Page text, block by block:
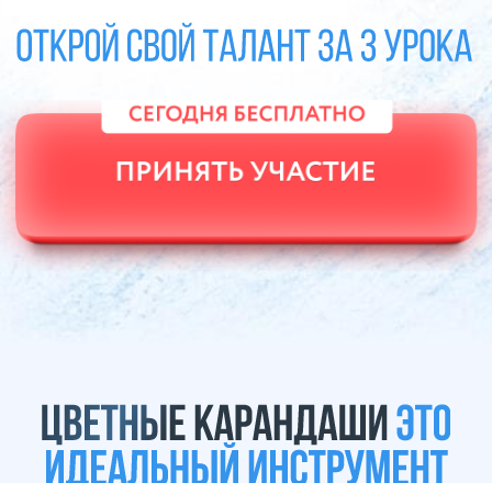
Легко начать:идеально для
новичков, можно смешивать цвета,
легко эксперементировать и
любом месте
Всегда под рукой:они есть у
каждого дома, не нужно тратиться
на дорогие материалы!